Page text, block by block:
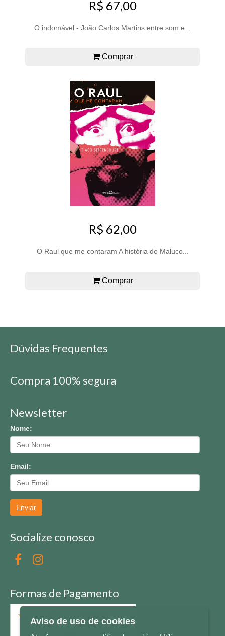
R$ 67,00
O indomável - João Carlos Martins entre som e...
Comprar
R$ 62,00
O Raul que me contaram A história do Maluco...
Comprar
Dúvidas Frequentes
Compra 100% segura
Newsletter
Nome:
Email:
Enviar
Socialize conosco
Formas de Pagamento
Aviso de uso de cookies